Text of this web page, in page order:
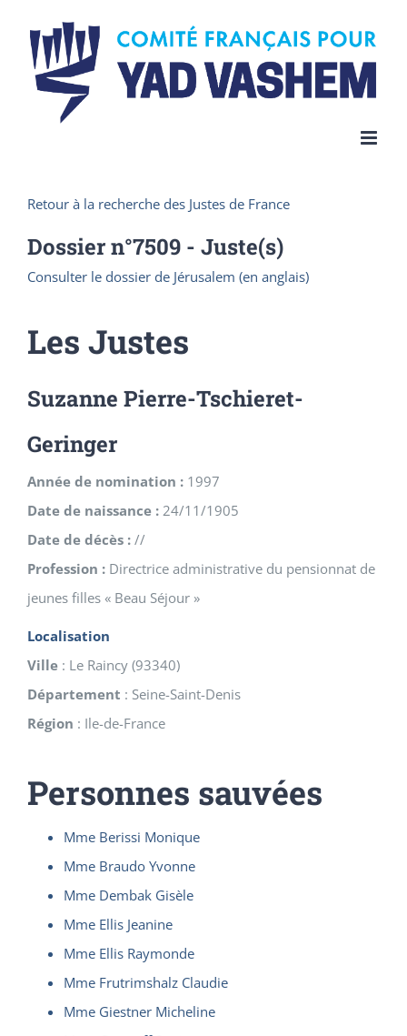
content
Retour à la recherche des Justes de France
Dossier n°7509 - Juste(s)
Consulter le dossier de Jérusalem (en anglais)
Les Justes
Suzanne Pierre-Tschieret-
Geringer
Année de nomination : 1997
Date de naissance : 24/11/1905
Date de décès : //
Profession : Directrice administrative du pensionnat de
jeunes filles « Beau Séjour »
Localisation
Ville : Le Raincy (93340)
Département : Seine-Saint-Denis
Région : Ile-de-France
Personnes sauvées
Mme Berissi Monique
Mme Braudo Yvonne
Mme Dembak Gisèle
Mme Ellis Jeanine
Mme Ellis Raymonde
Mme Frutrimshalz Claudie
Mme Giestner Micheline